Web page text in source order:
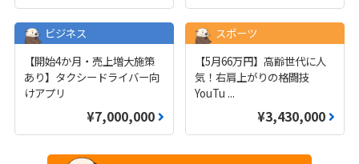
ビジネス
【開始4か月・売上増大施策
あり】タクシードライバー向
けアプリ
¥7,000,000
スポーツ
【5月66万円】高齢世代に人
気！右肩上がりの格闘技
YouTu ...
¥3,430,000